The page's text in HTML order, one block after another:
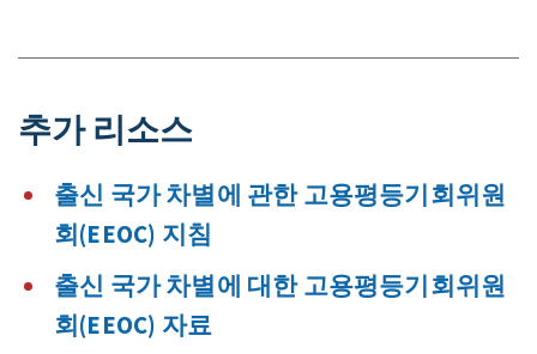
추가 리소스
출신 국가 차별에 관한 고용평등기회위원
회(EEOC) 지침
출신 국가 차별에 대한 고용평등기회위원
회(EEOC) 자료